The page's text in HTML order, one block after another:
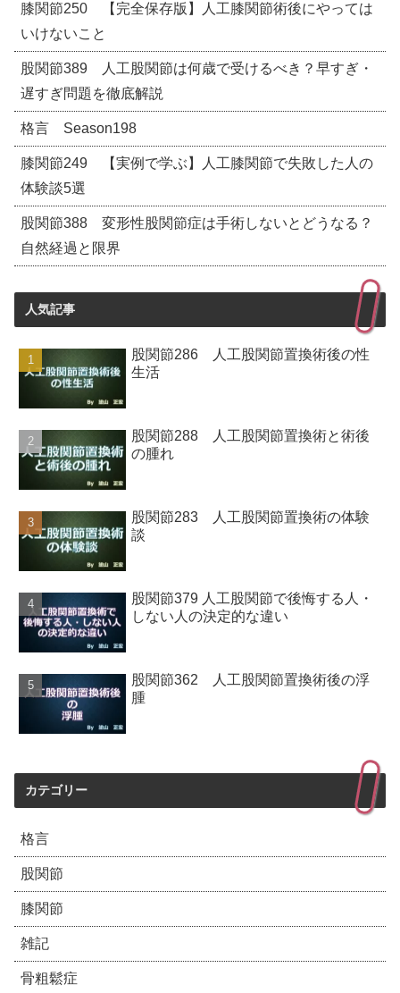
膝関節250 【完全保存版】人工膝関節術後にやっては
いけないこと
股関節389 人工股関節は何歳で受けるべき？早すぎ・
遅すぎ問題を徹底解説
格言 Season198
膝関節249 【実例で学ぶ】人工膝関節で失敗した人の
体験談5選
股関節388 変形性股関節症は手術しないとどうなる？
自然経過と限界
人気記事
股関節286 人工股関節置換術後の性
生活
股関節288 人工股関節置換術と術後
の腫れ
股関節283 人工股関節置換術の体験
談
股関節379 人工股関節で後悔する人・
しない人の決定的な違い
股関節362 人工股関節置換術後の浮
腫
カテゴリー
格言
股関節
膝関節
雑記
骨粗鬆症